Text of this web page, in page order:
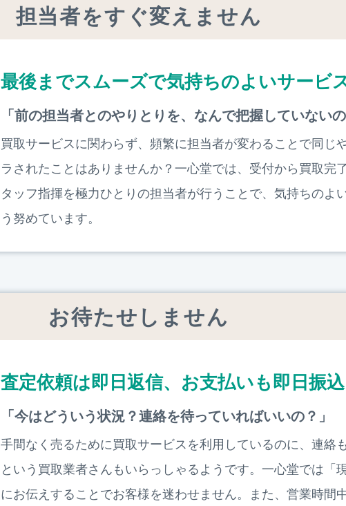
担当者をすぐ変えません
最後までスムーズで気持ちのよいサービ
「前の担当者とのやりとりを、なんで把握していないの
買取サービスに関わらず、頻繁に担当者が変わることで同じ
ラされたことはありませんか？一心堂では、受付から買取完
タッフ指揮を極力ひとりの担当者が行うことで、気持ちのよ
う努めています。
お待たせしません
査定依頼は即日返信、お支払いも即日振込
「今はどういう状況？連絡を待っていればいいの？」
手間なく売るために買取サービスを利用しているのに、連絡
という買取業者さんもいらっしゃるようです。一心堂では「
にお伝えすることでお客様を迷わせません。また、営業時間